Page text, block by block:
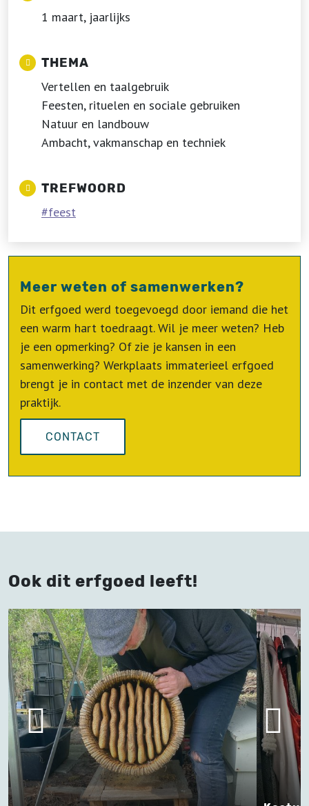
1 maart, jaarlijks
THEMA
Vertellen en taalgebruik
Feesten, rituelen en sociale gebruiken
Natuur en landbouw
Ambacht, vakmanschap en techniek
TREFWOORD
feest
Meer weten of samenwerken?
Dit erfgoed werd toegevoegd door iemand die het
een warm hart toedraagt. Wil je meer weten? Heb
je een opmerking? Of zie je kansen in een
samenwerking? Werkplaats immaterieel erfgoed
brengt je in contact met de inzender van deze
praktijk.
CONTACT
Ook dit erfgoed leeft!